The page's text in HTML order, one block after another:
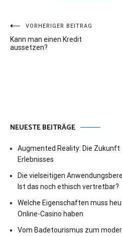
Beitragsnavigation
VORHERIGER BEITRAG
Kann man einen Kredit
aussetzen?
NEUESTE BEITRÄGE
Augmented Reality: Die Zukunft
Erlebnisses
Die vielseitigen
Ist das noch ethisch vertretbar?
Welche Eigenschaften muss
Online-Casino haben
Vom Badetourismus zum